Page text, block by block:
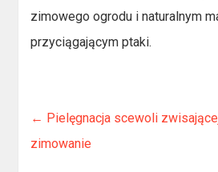
zimowego ogrodu i naturalnym
przyciągającym ptaki.
← Pielęgnacja scewoli
zimowanie